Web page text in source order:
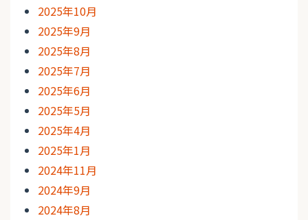
2025年10月
2025年9月
2025年8月
2025年7月
2025年6月
2025年5月
2025年4月
2025年1月
2024年11月
2024年9月
2024年8月